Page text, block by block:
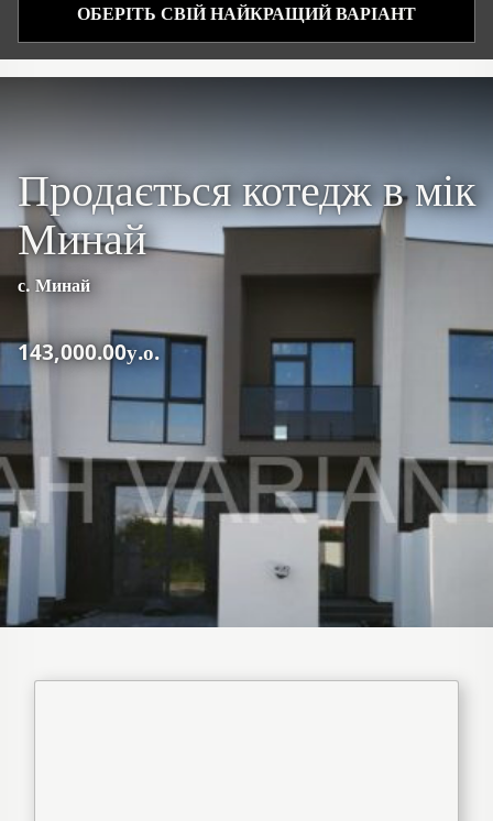
ОБЕРІТЬ СВІЙ НАЙКРАЩИЙ ВАРІАНТ
Продається котедж в мік
Минай
с. Минай
143,000.00у.о.